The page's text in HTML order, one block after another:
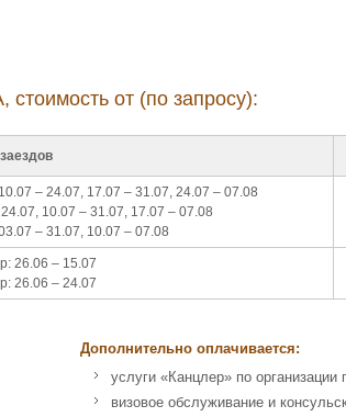
от (по запросу):
– 24.07, 17.07 – 31.07, 24.07 – 07.08
10.07 – 31.07, 17.07 – 07.08
– 31.07, 10.07 – 07.08
26.06 – 15.07
26.06 – 24.07
Дополнительно оплачивается:
услуги «Канцлер» по организации
визовое обслуживание и